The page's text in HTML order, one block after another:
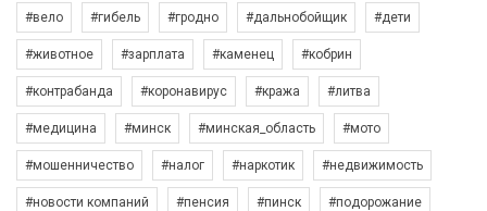
#вело #гибель #гродно #дальнобойщик #дети
#животное #зарплата #каменец #кобрин
#контрабанда #коронавирус #кража #литва
#медицина #минск #минская_область #мото
#мошенничество #налог #наркотик #недвижимость
#новости компаний #пенсия #пинск #подорожание